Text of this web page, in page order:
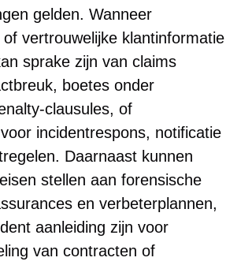
gelden. Wanneer
of vertrouwelijke klantinformatie
sprake zijn van claims
boetes onder
clausules, of
incidentrespons, notificatie
Daarnaast kunnen
stellen aan forensische
en verbeterplannen,
aanleiding zijn voor
van contracten of